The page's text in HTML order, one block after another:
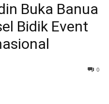
Buka Banua
Bidik Event
0